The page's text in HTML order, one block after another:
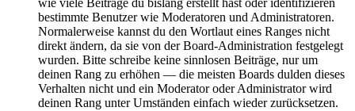
wie viele Beiträge du bislang erstellt hast oder identifizieren
bestimmte Benutzer wie Moderatoren und Administratoren.
Normalerweise kannst du den Wortlaut eines Ranges nicht
direkt ändern, da sie von der Board-Administration festgelegt
wurden. Bitte schreibe keine sinnlosen Beiträge, nur um
deinen Rang zu erhöhen — die meisten Boards dulden dieses
Verhalten nicht und ein Moderator oder Administrator wird
deinen Rang unter Umständen einfach wieder zurücksetzen.